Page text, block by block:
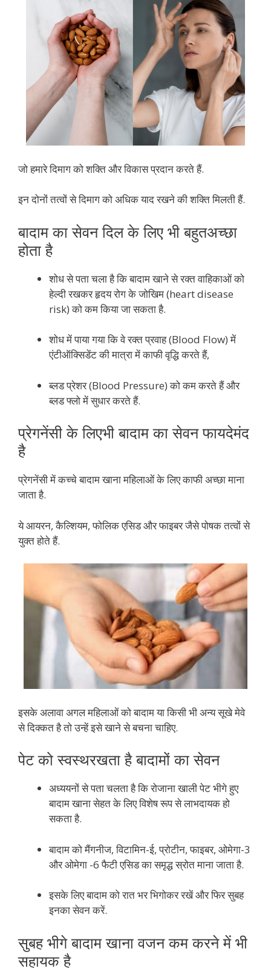
जो हमारे दिमाग को शक्ति और विकास प्रदान करते हैं.
इन दोनों तत्वों से दिमाग को अधिक याद रखने की शक्ति मिलती हैं.
बादाम का सेवन दिल के लिए भी बहुतअच्छा
होता है
शोध से पता चला है कि बादाम खाने से रक्त वाहिकाओं को
हेल्दी रखकर हृदय रोग के जोखिम (heart disease
risk) को कम किया जा सकता है.
शोध में पाया गया कि वे रक्त प्रवाह (Blood Flow) में
एंटीऑक्सिडेंट की मात्रा में काफी वृद्धि करते हैं,
ब्लड प्रेशर (Blood Pressure) को कम करते हैं और
ब्लड फ्लो में सुधार करते हैं.
प्रेगनेंसी के लिएभी बादाम का सेवन फायदेमंद
है
प्रेगनेंसी में कच्चे बादाम खाना महिलाओं के लिए काफी अच्छा माना
जाता है.
ये आयरन, कै‍ल्शियम, फोलिक एसिड और फाइबर जैसे पोषक तत्‍वों से
युक्‍त होते हैं.
इसके अलावा अगल महिलाओं को बादाम या किसी भी अन्य सूखे मेवे
से दिक्कत है तो उन्हें इसे खाने से बचना चाहिए.
पेट को स्वस्थरखता है बादामों का सेवन
अध्ययनों से पता चलता है कि रोजाना खाली पेट भीगे हुए
बादाम खाना सेहत के लिए विशेष रूप से लाभदायक हो
सकता है.
बादाम को मैंगनीज, विटामिन-ई, प्रोटीन, फाइबर, ओमेगा-3
और ओमेगा -6 फैटी एसिड का समृद्ध स्रोत माना जाता है.
इसके लिए बादाम को रात भर भिगोकर रखें और फिर सुबह
इनका सेवन करें.
सुबह भीगे बादाम खाना वजन कम करने में भी
सहायक है